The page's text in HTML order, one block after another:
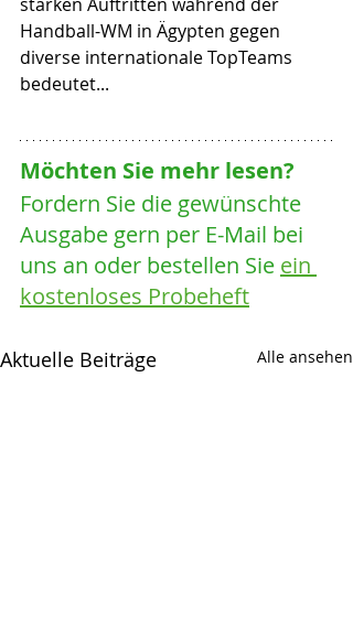
Handball-WM in Ägypten gegen
diverse internationale TopTeams
bedeutet...
Möchten Sie mehr lesen?
Fordern Sie die gewünschte
Ausgabe gern per E-Mail bei
uns an oder bestellen Sie ein
kostenloses Probeheft
Aktuelle Beiträge Alle ansehen